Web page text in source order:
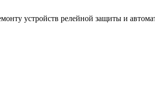
устройств релейной защиты и